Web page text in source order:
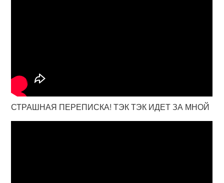
СТРАШНАЯ ПЕРЕПИСКА! ТЭК ТЭК ИДЕТ ЗА МНОЙ